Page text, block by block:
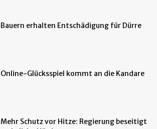
Bauern erhalten Entschädigung für Dürre
Online-Glücksspiel kommt an die Kandare
Mehr Schutz vor Hitze: Regierung beseitigt